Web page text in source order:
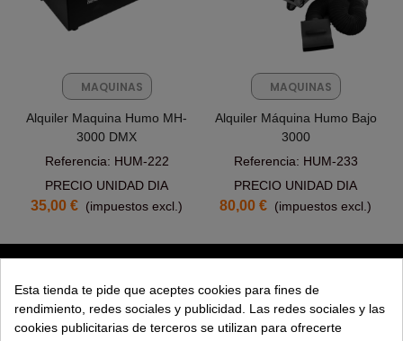
MAQUINAS
FX
Alquiler Maquina Humo MH-
3000 DMX
Referencia: HUM-222
PRECIO UNIDAD DIA
35,00 € (impuestos excl.)
MAQUINAS
FX
Alquiler Máquina Humo Bajo
3000
Referencia: HUM-233
PRECIO UNIDAD DIA
80,00 € (impuestos excl.)
EXPLORAR
Esta tienda te pide que aceptes cookies para fines de
rendimiento, redes sociales y publicidad. Las redes sociales y las
cookies publicitarias de terceros se utilizan para ofrecerte